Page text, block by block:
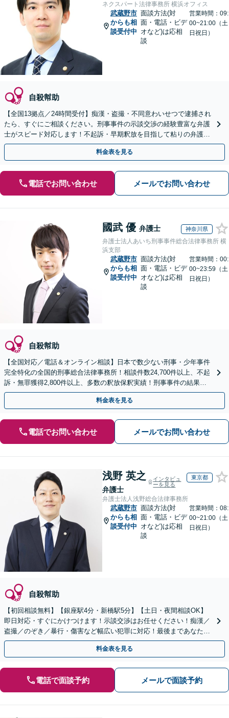
ネクスパート法律事務所 横浜オフィス
武蔵野市
からも相
談受付中
面談方法(対
面・電話・ビデ
オなど)は応相
談
営業時間：09:
00~21:00（土
日祝日）
自殺幇助
【全国13拠点／24時間受付】痴漢・盗撮・不同意わいせつで逮捕され
たら、すぐにご相談ください。刑事事件の示談交渉の経験豊富な弁護
士がスピード対応します！不起訴・早期釈放を目指して粘りの弁護活
動を行います。
料金表を見る
電話でお問い合わせ メールでお問い合わせ
國武 優 弁護士 神奈川県
弁護士法人あいち刑事事件総合法律事務所 横
浜支部
武蔵野市
からも相
談受付中
面談方法(対
面・電話・ビデ
オなど)は応相
談
営業時間：00:
00~23:59（土
日祝日）
自殺幇助
【全国対応／電話＆オンライン相談】日本で数少ない刑事・少年事件
完全特化の全国的刑事総合法律事務所！相談件数24,700件以上、不起
訴・無罪獲得2,800件以上、多数の釈放保釈実績！刑事事件の結果は
弁護士の腕次第で変わります【初回相談無料】
料金表を見る
電話でお問い合わせ メールでお問い合わせ
浅野 英之
弁護士
インタビュ
ーを見る
東京都
弁護士法人浅野総合法律事務所
武蔵野市
からも相
談受付中
面談方法(対
面・電話・ビデ
オなど)は応相
談
営業時間：08:
00~21:00（土
日祝日）
自殺幇助
【初回相談無料】【銀座駅4分・新橋駅5分】【土日・夜間相談OK】
即日対応・すぐにかけつけます！示談交渉はお任せください！痴漢／
盗撮／のぞき／暴行・傷害など幅広い犯罪に対応！最後まであなたの
味方です。
料金表を見る
電話で面談予約 メールで面談予約